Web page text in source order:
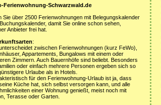
Ferienwohnung-Schwarzwald.de
Sie über 2500 Ferienwohnungen mit Belegungskalender
damit Sie online schon sehen,
Anbieter frei hat.
:
zwischen Ferienwohnungen (kurz FeWo),
Appartements, Bungalows mit einem oder
Zimmern. Auch Bauernhöfe sind beliebt. Besonders
oder einfach mehrere Personen ergeben sich so
Urlaube als in Hotels.
für den Ferienwohnung-Urlaub ist ja, dass
Küche hat, sich selbst versorgen kann, und alle
einer Wohnung genießt, meist noch mit
Terasse oder Garten.